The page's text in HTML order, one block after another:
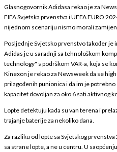
Glasnogovornik Adidasa rekao je za
FIFA Svjetska prvenstva i UEFA EURO
nijednom scenariju nismo morali
Posljednje Svjetsko prvenstvo također je
Adidas je u saradnji sa tehnološkom
technology" s podrškom VAR-a, koja se
Kinexon je rekao za Newsweek da se
prilagođenih punionica i da im je
kapacitet dovoljan za oko 6 sati aktivnog
Lopte detektuju kada su van terena i
trajanje baterije za nekoliko dana.
Za razliku od lopte sa Svjetskog
sa strane lopte, a ne u centru. U